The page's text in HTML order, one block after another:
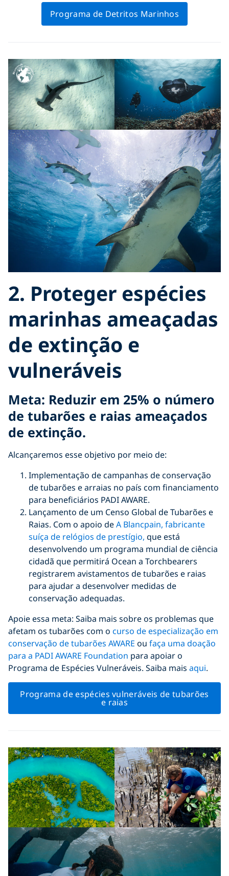
Programa de Detritos Marinhos
2. Proteger espécies
marinhas ameaçadas
de extinção e
vulneráveis
Meta: Reduzir em 25% o número
de tubarões e raias ameaçados
de extinção.
Alcançaremos esse objetivo por meio de:
Implementação de campanhas de conservação
de tubarões e arraias no país com financiamento
para beneficiários PADI AWARE.
Lançamento de um Censo Global de Tubarões e
Raias. Com o apoio deA Blancpain, fabricante
suíça de relógios de prestígio, que está
desenvolvendo um programa mundial de ciência
cidadã que permitirá Ocean a Torchbearers
registrarem avistamentos de tubarões e raias
para ajudar a desenvolver medidas de
conservação adequadas.
Apoie essa meta: Saiba mais sobre os problemas que
afetam os tubarões com o curso de especialização em
conservação de tubarões AWARE ou faça uma doação
para a PADI AWARE Foundation para apoiar o
Programa de Espécies Vulneráveis. Saiba mais aqui.
Programa de espécies vulneráveis de tubarões
e raias